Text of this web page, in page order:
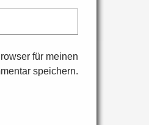
für meinen
speichern.